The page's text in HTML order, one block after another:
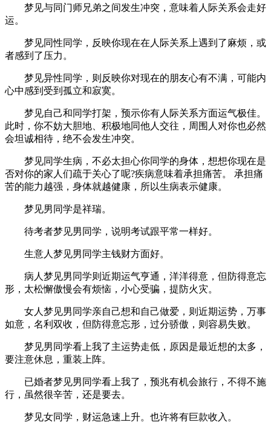
梦见与同门师兄弟之间发生冲突，意味着人际关系会走好
运。
梦见同性同学，反映你现在在人际关系上遇到了麻烦，或
者感到了压力。
梦见异性同学，则反映你对现在的朋友心有不满，可能内
心中感到受到孤立和寂寞。
梦见自己和同学打架，预示你有人际关系方面运气极佳。
此时，你不妨大胆地、积极地同他人交往，周围人对你也必然
会坦诚相待，绝不会发生冲突。
梦见同学生病，不必太担心你同学的身体，想想你现在是
否对你的家人们疏于关心了呢?疾病意味着承担痛苦。 承担痛
苦的能力越强，身体就越健康，所以生病表示健康。
梦见男同学是祥瑞。
待考者梦见男同学，说明考试跟平常一样好。
生意人梦见男同学主钱财方面好。
病人梦见男同学则近期运气亨通，洋洋得意，但防得意忘
形，太松懈傲慢会有烦恼，小心受骗，提防火灾。
女人梦见男同学亲自己想和自己做爱，则近期运势，万事
如意，名利双收，但防得意忘形，过分骄傲，则容易失败。
梦见男同学看上我了主运势走低，原因是最近想的太多，
要注意休息，重装上阵。
已婚者梦见男同学看上我了，预兆有机会旅行，不得不施
行，虽然很辛苦，还是要去。
梦见女同学，财运急速上升。也许将有巨款收入。